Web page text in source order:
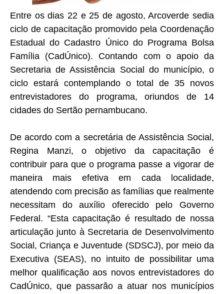
Entre os dias 22 e 25 de agosto, Arcoverde sedia
ciclo de capacitação promovido pela Coordenação
Estadual do Cadastro Único do Programa Bolsa
Família (CadÚnico). Contando com o apoio da
Secretaria de Assistência Social do município, o
ciclo estará contemplando o total de 35 novos
entrevistadores do programa, oriundos de 14
cidades do Sertão pernambucano.
De acordo com a secretária de Assistência Social,
Regina Manzi, o objetivo da capacitação é
contribuir para que o programa passe a vigorar de
maneira mais efetiva em cada localidade,
atendendo com precisão as famílias que realmente
necessitam do auxílio oferecido pelo Governo
Federal. “Esta capacitação é resultado de nossa
articulação junto à Secretaria de Desenvolvimento
Social, Criança e Juventude (SDSCJ), por meio da
Executiva (SEAS), no intuito de possibilitar uma
melhor qualificação aos novos entrevistadores do
CadÚnico, que passarão a atuar nos municípios